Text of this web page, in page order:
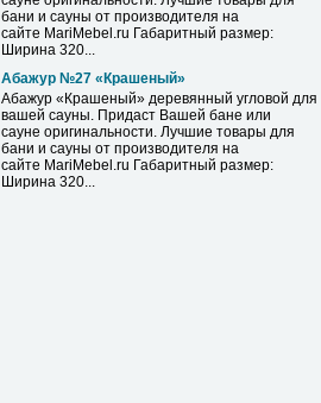
бани и сауны от производителя на
сайте MariMebel.ru Габаритный размер:
Ширина 320...
Абажур №27 «Крашеный»
Абажур «Крашеный» деревянный угловой для
вашей сауны. Придаст Вашей бане или
сауне оригинальности. Лучшие товары для
бани и сауны от производителя на
сайте MariMebel.ru Габаритный размер:
Ширина 320...